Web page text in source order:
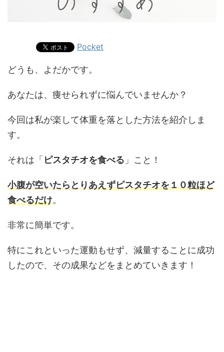
Pocket
どうも、よだかです。
あなたは、痩せられずに悩んでいませんか？
今回は私が楽して体重を落とした方法を紹介しま
す。
それは「 ピスタチオを食べる 」こと！
小腹が空いたらとりあえずピスタチオを１０粒ほど
食べるだけ。
非常に簡単です。
特にこれといった運動もせず、減量することに成功
したので、その成果などをまとめていきます！